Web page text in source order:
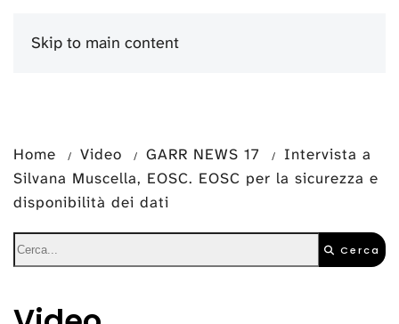
Skip to main content
Home Video GARR NEWS 17
Intervista a
Silvana Muscella, EOSC. EOSC per la sicurezza e
disponibilità dei dati
Cerca